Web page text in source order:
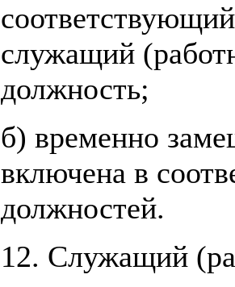
служащий
должность;
б) временно
включена в
должностей.
12. Служащий